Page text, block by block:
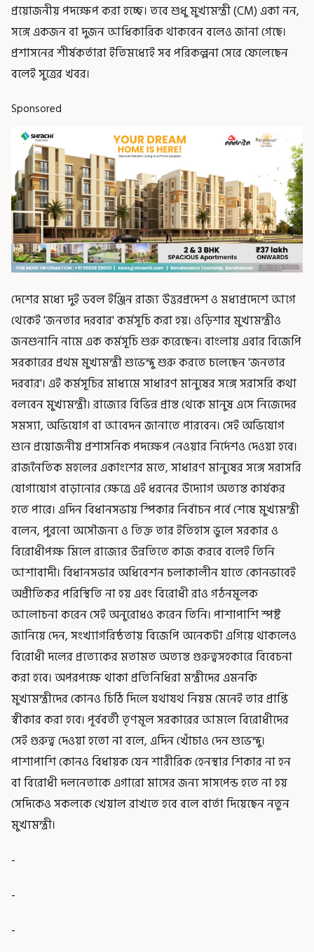
প্রয়োজনীয় পদক্ষেপ করা হচ্ছে। তবে শুধু মুখ্যমন্ত্রী (CM) একা নন,
সঙ্গে একজন বা দুজন আধিকারিক থাকবেন বলেও জানা গেছে।
প্রশাসনের শীর্ষকর্তারা ইতিমধ্যেই সব পরিকল্পনা সেরে ফেলেছেন
বলেই সুত্রের খবর।
Sponsored
দেশের মধ্যে দুই ডবল ইঞ্জিন রাজ্য উত্তরপ্রদেশ ও মধ্যপ্রদেশে আগে
থেকেই 'জনতার দরবার' কর্মসূচি করা হয়। ওড়িশার মুখ্যমন্ত্রীও
জনশুনানি নামে এক কর্মসূচি শুরু করেছেন। বাংলায় এবার বিজেপি
সরকারের প্রথম মুখ্যমন্ত্রী শুভেন্দু শুরু করতে চলেছেন 'জনতার
দরবার'। এই কর্মসূচির মাধ্যমে সাধারণ মানুষের সঙ্গে সরাসরি কথা
বলবেন মুখ্যমন্ত্রী। রাজ্যের বিভিন্ন প্রান্ত থেকে মানুষ এসে নিজেদের
সমস্যা, অভিযোগ বা আবেদন জানাতে পারবেন। সেই অভিযোগ
শুনে প্রয়োজনীয় প্রশাসনিক পদক্ষেপ নেওয়ার নির্দেশও দেওয়া হবে।
রাজনৈতিক মহলের একাংশের মতে, সাধারণ মানুষের সঙ্গে সরাসরি
যোগাযোগ বাড়ানোর ক্ষেত্রে এই ধরনের উদ্যোগ অত্যন্ত কার্যকর
হতে পারে। এদিন বিধানসভায় স্পিকার নির্বাচন পর্বে শেষে মুখ্যমন্ত্রী
বলেন, পুরনো অসৌজন্য ও তিক্ত তার ইতিহাস ভুলে সরকার ও
বিরোধীপক্ষ মিলে রাজ্যের উন্নতিতে কাজ করবে বলেই তিনি
আশাবাদী। বিধানসভার অধিবেশন চলাকালীন যাতে কোনভাবেই
অপ্রীতিকর পরিস্থিতি না হয় এবং বিরোধী রাও গঠনমূলক
আলোচনা করেন সেই অনুরোধও করেন তিনি। পাশাপাশি স্পষ্ট
জানিয়ে দেন, সংখ্যাগরিষ্ঠতায় বিজেপি অনেকটা এগিয়ে থাকলেও
বিরোধী দলের প্রত্যেকের মতামত অত্যন্ত গুরুত্বসহকারে বিবেচনা
করা হবে। অপরপক্ষে থাকা প্রতিনিধিরা মন্ত্রীদের এমনকি
মুখ্যমন্ত্রীদের কোনও চিঠি দিলে যথাযথ নিয়ম মেনেই তার প্রাপ্তি
স্বীকার করা হবে। পূর্ববর্তী তৃণমূল সরকারের আমলে বিরোধীদের
সেই গুরুত্ব দেওয়া হতো না বলে, এদিন খোঁচাও দেন শুভেন্দু।
পাশাপাশি কোনও বিধায়ক যেন শারীরিক হেনস্থার শিকার না হন
বা বিরোধী দলনেতাকে এগারো মাসের জন্য সাসপেন্ড হতে না হয়
সেদিকেও সকলকে খেয়াল রাখতে হবে বলে বার্তা দিয়েছেন নতুন
মুখ্যমন্ত্রী।
-
-
-